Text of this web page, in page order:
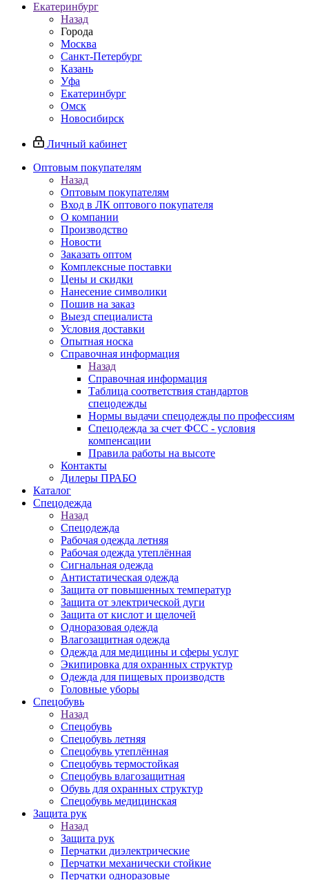
Екатеринбург
Назад
Города
Москва
Санкт-Петербург
Казань
Уфа
Екатеринбург
Омск
Новосибирск
Личный кабинет
Оптовым покупателям
Назад
Оптовым покупателям
Вход в ЛК оптового покупателя
О компании
Производство
Новости
Заказать оптом
Комплексные поставки
Цены и скидки
Нанесение символики
Пошив на заказ
Выезд специалиста
Условия доставки
Опытная носка
Справочная информация
Назад
Справочная информация
Таблица соответствия стандартов
спецодежды
Нормы выдачи спецодежды по профессиям
Спецодежда за счет ФСС - условия
компенсации
Правила работы на высоте
Контакты
Дилеры ПРАБО
Каталог
Спецодежда
Назад
Спецодежда
Рабочая одежда летняя
Рабочая одежда утеплённая
Сигнальная одежда
Антистатическая одежда
Защита от повышенных температур
Защита от электрической дуги
Защита от кислот и щелочей
Одноразовая одежда
Влагозащитная одежда
Одежда для медицины и сферы услуг
Экипировка для охранных структур
Одежда для пищевых производств
Головные уборы
Спецобувь
Назад
Спецобувь
Спецобувь летняя
Спецобувь утеплённая
Спецобувь термостойкая
Спецобувь влагозащитная
Обувь для охранных структур
Спецобувь медицинская
Защита рук
Назад
Защита рук
Перчатки диэлектрические
Перчатки механически стойкие
Перчатки одноразовые